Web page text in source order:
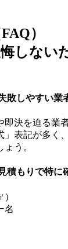
）
しない
敗しやすい業
即決を迫る業
」表記が多く
う。
積もりで特に
名